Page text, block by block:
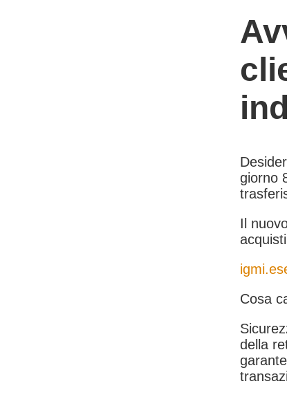
giorno
Il
Cosa
della